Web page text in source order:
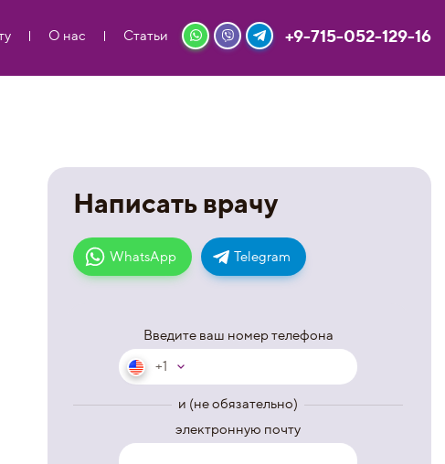
О нас Статьи +9-715-052-129-16
Написать врачу
WhatsApp Telegram
Введите ваш номер телефона
+1
и (не обязательно)
электронную почту